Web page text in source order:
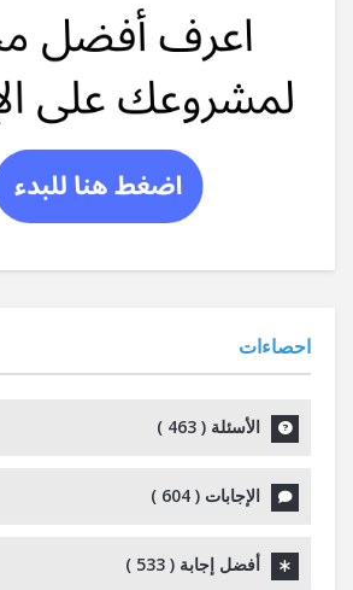
احصاءات
الأسئلة ( 463
)
الإجابات ( 604
)
أفضل إجابة ( 533
)